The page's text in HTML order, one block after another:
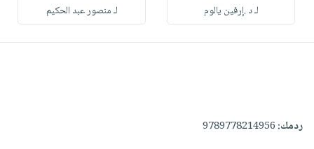
لـ د .إرفين يالوم
لـ منصور عبد الحكيم
ردمك:9789778214956